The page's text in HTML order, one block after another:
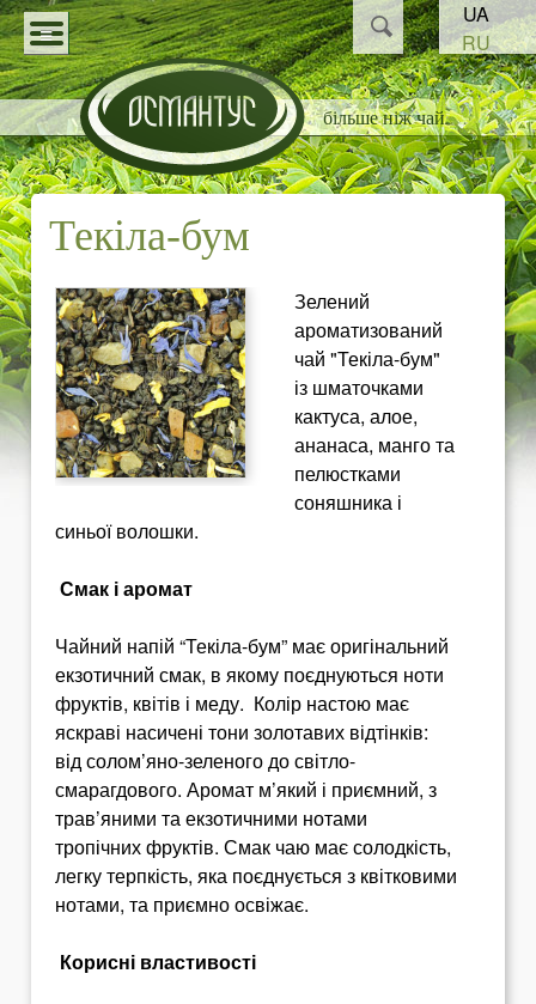
Перейти
до
основного
матеріалу
UA
RU
Пошукова
форма
Пошук
О
С
М
Н
Т
У
С
більше ніж чай
КАТАЛОГ
СТАТТІ
НОВИНИ
ПАРТНЕРАМ
Текіла-бум
Зелений
ароматизований
чай "Текіла-бум"
із шматочками
кактуса, алое,
ананаса, манго та
пелюстками
соняшника і
синьої волошки.
Смак і аромат
Чайний напій “Текіла-бум” має оригінальний
екзотичний смак, в якому поєднуються ноти
фруктів, квітів і меду. Колір настою має
яскраві насичені тони золотавих відтінків:
від солом’яно-зеленого до світло-
смарагдового. Аромат м’який і приємний, з
трав’яними та екзотичними нотами
тропічних фруктів. Смак чаю має солодкість,
легку терпкість, яка поєднується з квітковими
нотами, та приємно освіжає.
Корисні властивості